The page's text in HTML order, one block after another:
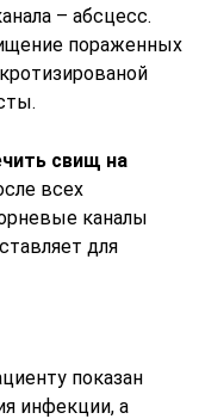
– абсцесс.
пораженных
свищ на
всех
каналы
для
показан
инфекции, а